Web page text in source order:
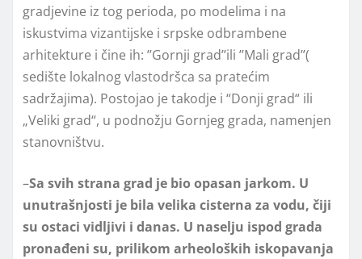
gradjevine iz tog perioda, po modelima i na
iskustvima vizantijske i srpske odbrambene
arhitekture i čine ih: ’’Gornji grad’’ili ’’Mali grad’’(
sedište lokalnog vlastodršca sa pratećim
sadržajima). Postojao je takodje i “Donji grad“ ili
„Veliki grad“, u podnožju Gornjeg grada, namenjen
stanovništvu.
–Sa svih strana grad je bio opasan jarkom. U
unutrašnjosti je bila velika cisterna za vodu, čiji
su ostaci vidljivi i danas. U naselju ispod grada
pronađeni su, prilikom arheoloških iskopavanja